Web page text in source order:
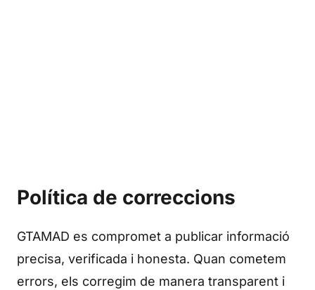
Política de correccions
GTAMAD es compromet a publicar informació
precisa, verificada i honesta. Quan cometem
errors, els corregim de manera transparent i